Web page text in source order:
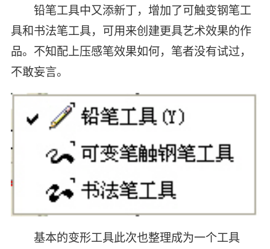
铅笔工具中又添新丁，增加了可触变钢笔工
具和书法笔工具，可用来创建更具艺术效果的作
品。不知配上压感笔效果如何，笔者没有试过，
不敢妄言。
基本的变形工具此次也整理成为一个工具